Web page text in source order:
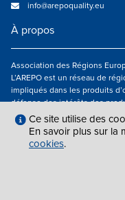
info@arepoquality.eu
À propos
Association des Régions
L’AREPO est un réseau de
impliqués dans les produits
défense des intérêts des
régions européennes
agroalimentaires de qualité.
Nous suivre
Ce site utilise des
En savoir plus sur la
cookies.